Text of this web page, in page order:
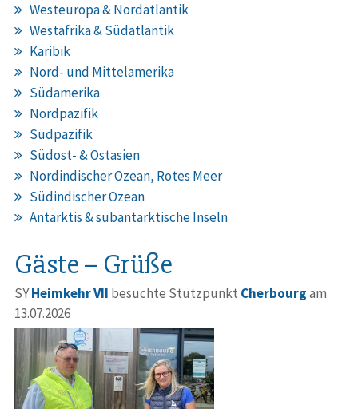
Westeuropa & Nordatlantik
Westafrika & Südatlantik
Karibik
Nord- und Mittelamerika
Südamerika
Nordpazifik
Südpazifik
Südost- & Ostasien
Nordindischer Ozean, Rotes Meer
Südindischer Ozean
Antarktis & subantarktische Inseln
Gäste – Grüße
SYHeimkehr VII besuchte Stützpunkt Cherbourgam
13.07.2026